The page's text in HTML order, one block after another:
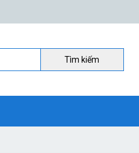
Tìm kiếm